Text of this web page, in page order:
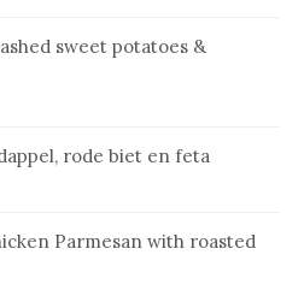
sweet potatoes &
ro­de biet en fe­ta
Parmesan with roasted